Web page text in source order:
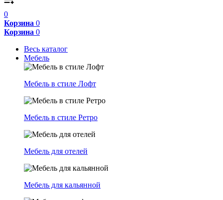
0
Корзина 0
Корзина 0
Весь каталог
Мебель
Мебель в стиле Лофт
Мебель в стиле Ретро
Мебель для отелей
Мебель для кальянной